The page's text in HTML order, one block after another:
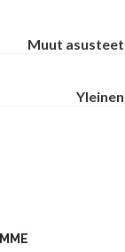
Muut asusteet
Yleinen